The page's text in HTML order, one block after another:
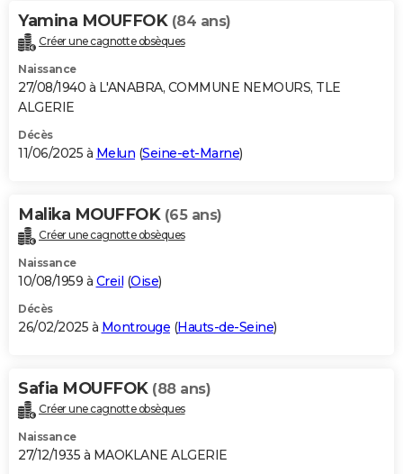
Yamina MOUFFOK (84 ans)
Créer une cagnotte obsèques
Naissance
27/08/1940 à L'ANABRA, COMMUNE NEMOURS, TLE
ALGERIE
Décès
11/06/2025 à Melun (Seine-et-Marne)
Malika MOUFFOK (65 ans)
Créer une cagnotte obsèques
Naissance
10/08/1959 à Creil (Oise)
Décès
26/02/2025 à Montrouge (Hauts-de-Seine)
Safia MOUFFOK (88 ans)
Créer une cagnotte obsèques
Naissance
27/12/1935 à MAOKLANE ALGERIE